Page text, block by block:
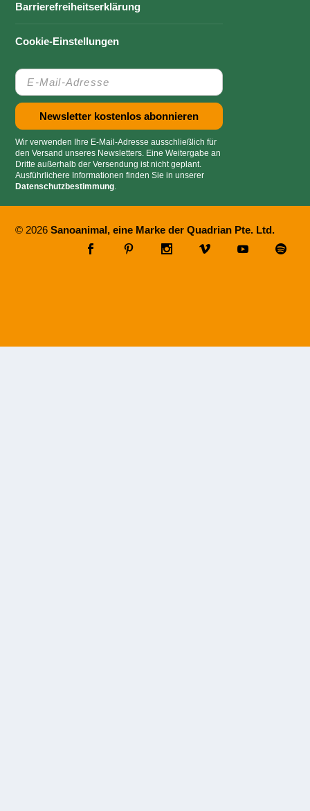
Barrierefreiheitserklärung
Cookie-Einstellungen
Wir verwenden Ihre E-Mail-Adresse ausschließlich für
den Versand unseres Newsletters. Eine Weitergabe an
Dritte außerhalb der Versendung ist nicht geplant.
Ausführlichere Informationen finden Sie in unserer
Datenschutzbestimmung.
© 2026Sanoanimal, eine Marke der Quadrian Pte. Ltd.